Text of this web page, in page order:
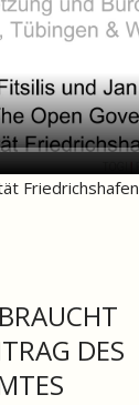
Friedrichshafen
DES